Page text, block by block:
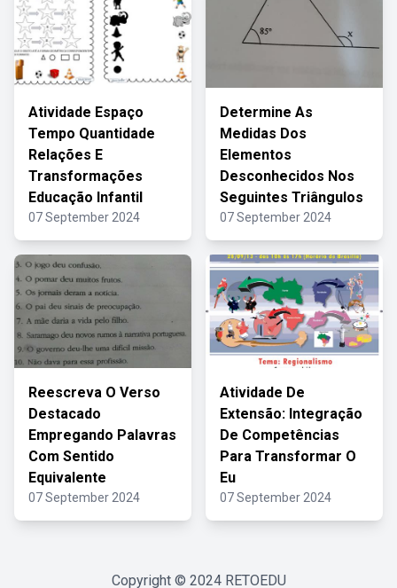
Atividade Espaço
Tempo Quantidade
Relações E
Transformações
Educação Infantil
07 September 2024
Determine As
Medidas Dos
Elementos
Desconhecidos Nos
Seguintes Triângulos
07 September 2024
Reescreva O Verso
Destacado
Empregando Palavras
Com Sentido
Equivalente
07 September 2024
Atividade De
Extensão: Integração
De Competências
Para Transformar O
Eu
07 September 2024
Copyright © 2024 RETOEDU